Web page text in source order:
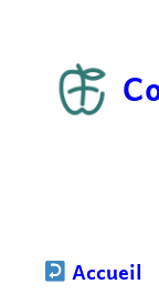
contenu
Accueil